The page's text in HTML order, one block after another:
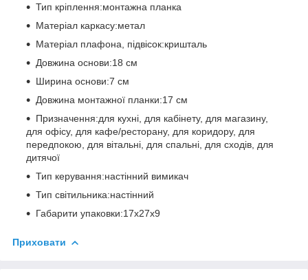
Тип кріплення:монтажна планка
Матеріал каркасу:метал
Матеріал плафона, підвісок:кришталь
Довжина основи:18 см
Ширина основи:7 см
Довжина монтажної планки:17 см
Призначення:для кухні, для кабінету, для магазину,
для офісу, для кафе/ресторану, для коридору, для
передпокою, для вітальні, для спальні, для сходів, для
дитячої
Тип керування:настінний вимикач
Тип світильника:настінний
Габарити упаковки:17x27x9
Приховати